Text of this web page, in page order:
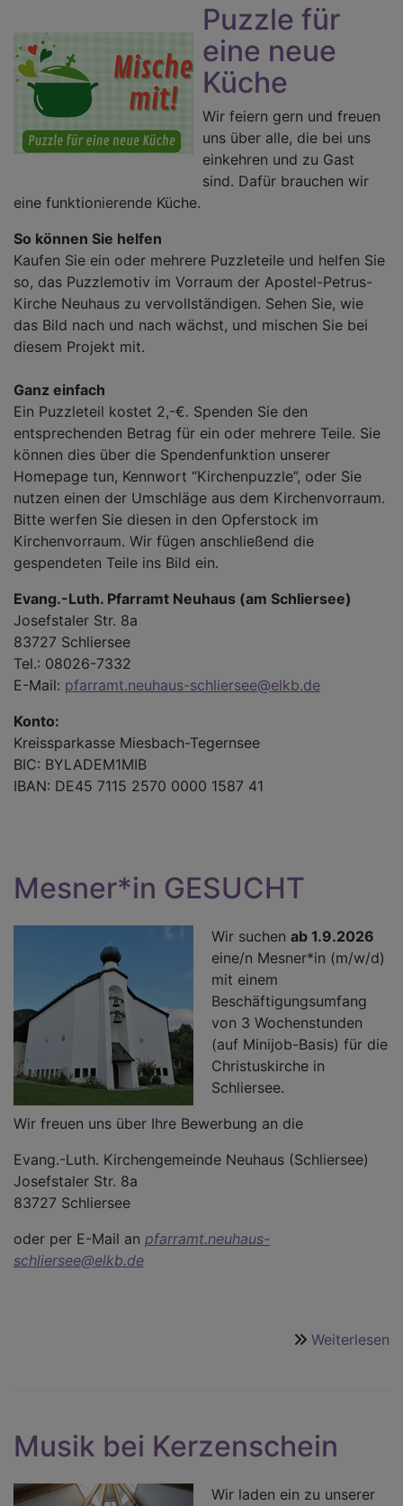
Puzzle für
eine neue
Küche
Wir feiern gern und freuen
uns über alle, die bei uns
einkehren und zu Gast
sind. Dafür brauchen wir
eine funktionierende Küche.
So können Sie helfen
Kaufen Sie ein oder mehrere Puzzleteile und helfen Sie
so, das Puzzlemotiv im Vorraum der Apostel-Petrus-
Kirche Neuhaus zu vervollständigen. Sehen Sie, wie
das Bild nach und nach wächst, und mischen Sie bei
diesem Projekt mit.
Ganz einfach
Ein Puzzleteil kostet 2,-€. Spenden Sie den
entsprechenden Betrag für ein oder mehrere Teile. Sie
können dies über die Spendenfunktion unserer
Homepage tun, Kennwort “Kirchenpuzzle”, oder Sie
nutzen einen der Umschläge aus dem Kirchenvorraum.
Bitte werfen Sie diesen in den Opferstock im
Kirchenvorraum. Wir fügen anschließend die
gespendeten Teile ins Bild ein.
Evang.-Luth. Pfarramt Neuhaus (am Schliersee)
Josefstaler Str. 8a
83727 Schliersee
Tel.: 08026-7332
E-Mail: pfarramt.neuhaus-schliersee@elkb.de
Konto:
Kreissparkasse Miesbach-Tegernsee
BIC: BYLADEM1MIB
IBAN: DE45 7115 2570 0000 1587 41
Mesner*in GESUCHT
Wir suchen ab 1.9.2026
eine/n Mesner*in (m/w/d)
mit einem
Beschäftigungsumfang
von 3 Wochenstunden
(auf Minijob-Basis) für die
Christuskirche in
Schliersee.
Wir freuen uns über Ihre Bewerbung an die
Evang.-Luth. Kirchengemeinde Neuhaus (Schliersee)
Josefstaler Str. 8a
83727 Schliersee
oder per E-Mail an pfarramt.neuhaus-
schliersee@elkb.de
Weiterlesen
Musik bei Kerzenschein
Wir laden ein zu unserer